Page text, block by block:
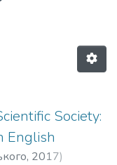
Society:
English
, 2017)